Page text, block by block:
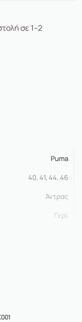
σε 1–2
Puma
40, 41, 44, 46
Άντρας
Γκρί